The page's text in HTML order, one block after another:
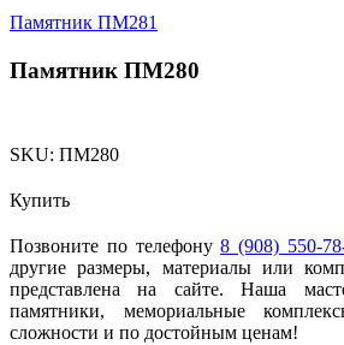
Памятник ПМ281
Памятник ПМ280
SKU: ПМ280
Купить
Позвоните по телефону8 (908) 550-
другие размеры, материалы или
представлена на сайте. Наша
памятники, мемориальные
сложности и по достойным ценам!